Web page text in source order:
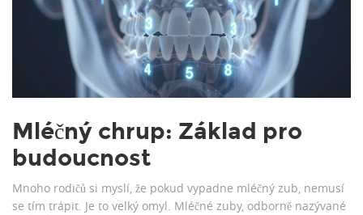
Mléčný chrup: Základ pro
budoucnost
Mnoho rodičů si myslí, že pokud vypadne mléčný zub, nemusí
se tím trápit. Je to velký omyl. Mléčné zuby, odborně nazývané